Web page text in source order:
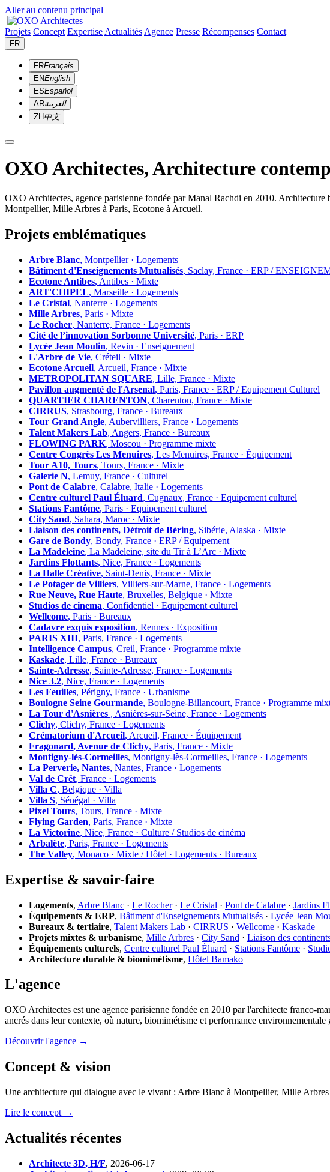
Aller au contenu principal
Projets Concept Expertise Actualités Agence Presse Récompenses Contact
FR
FRFrançais
ENEnglish
ESEspañol
ARالعربية
ZH中文
OXO Architectes, Architecture
OXO Architectes, agence parisienne fondée par Manal Rachdi en 2010.
Montpellier, Mille Arbres à Paris, Ecotone à Arcueil.
Projets emblématiques
Arbre Blanc, Montpellier · Logements
Bâtiment d'Enseignements Mutualisés, Saclay, France · ERP /
Ecotone Antibes, Antibes · Mixte
ART'CHIPEL, Marseille · Logements
Le Cristal, Nanterre · Logements
Mille Arbres, Paris · Mixte
Le Rocher, Nanterre, France · Logements
Cité de l’innovation Sorbonne Université, Paris · ERP
Lycée Jean Moulin, Revin · Enseignement
L'Arbre de Vie, Créteil · Mixte
Ecotone Arcueil, Arcueil, France · Mixte
METROPOLITAN SQUARE, Lille, France · Mixte
Pavillon augmenté de l'Arsenal, Paris, France · ERP / Equipement Culturel
QUARTIER CHARENTON, Charenton, France · Mixte
CIRRUS, Strasbourg, France · Bureaux
Tour Grand Angle, Aubervilliers, France · Logements
Talent Makers Lab, Angers, France · Bureaux
FLOWING PARK, Moscou · Programme mixte
Centre Congrès Les Menuires, Les Menuires, France · Équipement
Tour A10, Tours, Tours, France · Mixte
Galerie N, Lemuy, France · Culturel
Pont de Calabre, Calabre, Italie · Logements
Centre culturel Paul Éluard, Cugnaux, France · Equipement culturel
Stations Fantôme, Paris · Equipement culturel
City Sand, Sahara, Maroc · Mixte
Liaison des continents, Détroit de Béring, Sibérie, Alaska · Mixte
Gare de Bondy, Bondy, France · ERP / Equipement
La Madeleine, La Madeleine, site du Tir à L’Arc · Mixte
Jardins Flottants, Nice, France · Logements
La Halle Créative, Saint-Denis, France · Mixte
Le Potager de Villiers, Villiers-sur-Marne, France · Logements
Rue Neuve, Rue Haute, Bruxelles, Belgique · Mixte
Studios de cinema, Confidentiel · Equipement culturel
Wellcome, Paris · Bureaux
Cadavre exquis exposition, Rennes · Exposition
PARIS XIII, Paris, France · Logements
Intelligence Campus, Creil, France · Programme mixte
Kaskade, Lille, France · Bureaux
Sainte-Adresse, Sainte-Adresse, France · Logements
Nice 3.2, Nice, France · Logements
Les Feuilles, Périgny, France · Urbanisme
Boulogne Seine Gourmande, Boulogne-Billancourt, France · Programme
La Tour d'Asnières , Asnières-sur-Seine, France · Logements
Clichy, Clichy, France · Logements
Crématorium d'Arcueil, Arcueil, France · Équipement
Fragonard, Avenue de Clichy, Paris, France · Mixte
Montigny-lès-Cormeilles, Montigny-lès-Cormeilles, France · Logements
La Perverie, Nantes, Nantes, France · Logements
Val de Crêt, France · Logements
Villa C, Belgique · Villa
Villa S, Sénégal · Villa
Pixel Tours, Tours, France · Mixte
Flying Garden, Paris, France · Mixte
La Victorine, Nice, France · Culture / Studios de cinéma
Arbalète, Paris, France · Logements
The Valley, Monaco · Mixte / Hôtel · Logements · Bureaux
Expertise & savoir-faire
Logements, Arbre Blanc · Le Rocher· Le Cristal · Pont de Calabre · Jardins
Équipements & ERP, Bâtiment d'Enseignements Mutualisés · Lycée Jean
Bureaux & tertiaire, Talent Makers Lab · CIRRUS · Wellcome · Kaskade
Projets mixtes & urbanisme, Mille Arbres · City Sand · Liaison des
Équipements culturels, Centre culturel Paul Éluard · Stations Fantôme ·
Architecture durable & biomimétisme, Hôtel Bamako
L'agence
OXO Architectes est une agence parisienne fondée en 2010 par l'architecte franco-
ancrés dans leur contexte, où nature, biomimétisme et performance
Découvrir l'agence →
Concept & vision
Une architecture qui dialogue avec le vivant : Arbre Blanc à Montpellier, Mille
Lire le concept →
Actualités récentes
Architecte 3D, H/F, 2026-06-17